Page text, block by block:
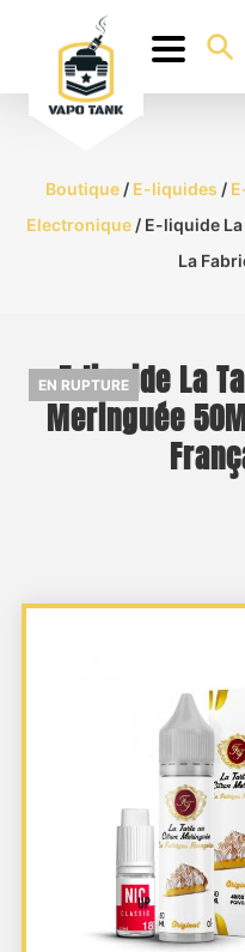
Boutique / E-liquides /
Electronique/ E-liquide La
La
E-liquide La
Meringuée
EN RUPTURE